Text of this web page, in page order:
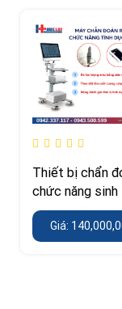
Thiết bị chẩn
chức năng sinh
Giá: